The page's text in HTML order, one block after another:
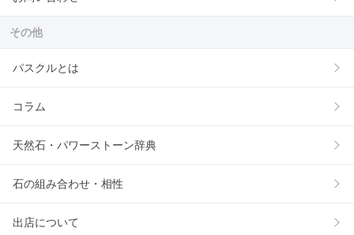
その他
パスクルとは
コラム
天然石・パワーストーン辞典
石の組み合わせ・相性
出店について